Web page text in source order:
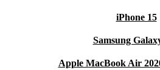
iPhone 15
Samsung
Apple MacBook Air